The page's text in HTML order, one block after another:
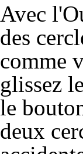
Avec
des
comme
glissez
le
deux